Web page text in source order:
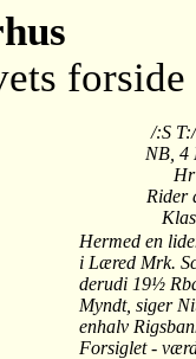
forside
/:S
NB, 4
Rider
Hermed en
i Læred Mrk.
derudi 19½
Myndt, siger
enhalv
Forsiglet -